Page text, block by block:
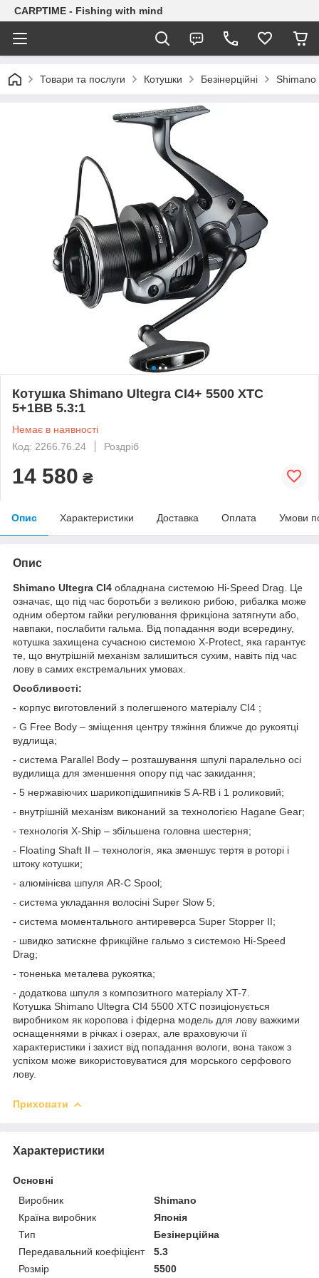
CARPTIME - Fishing with mind
Товари та послуги Котушки Безінерційні Shimano
Котушка Shimano Ultegra CI4+ 5500 XTC
5+1BB 5.3:1
Немає в наявності
Код: 2266.76.24
Роздріб
14 580 ₴
Опис Характеристики Доставка Оплата Умови
Опис
Shimano Ultegra CI4 обладнана системою Hi-Speed Drag. Це
означає, що під час боротьби з великою рибою, рибалка може
одним обертом гайки регулювання фрикціона затягнути або,
навпаки, послабити гальма. Від попадання води всередину,
котушка захищена сучасною системою X-Protect, яка гарантує
те, що внутрішній механізм залишиться сухим, навіть під час
лову в самих екстремальних умовах.
Особливості:
- корпус виготовлений з полегшеного матеріалу CI4 ;
- G Free Body – зміщення центру тяжіння ближче до рукоятці
вудлища;
- система Parallel Body – розташування шпулі паралельно осі
вудилища для зменшення опору під час закидання;
- 5 нержавіючих шарикопідшипників S A-RB і 1 роликовий;
- внутрішній механізм виконаний за технологією Hagane Gear;
- технологія X-Ship – збільшена головна шестерня;
- Floating Shaft II – технологія, яка зменшує тертя в роторі і
штоку котушки;
- алюмінієва шпуля AR-C Spool;
- система укладання волосіні Super Slow 5;
- система моментального антиреверса Super Stopper II;
- швидко затискне фрикційне гальмо з системою Hi-Speed
Drag;
- тоненька металева рукоятка;
- додаткова шпуля з композитного матеріалу XT-7.
Котушка Shimano Ultegra CI4 5500 XTC позиціонується
виробником як коропова і фідерна модель для лову важкими
оснащеннями в річках і озерах, але враховуючи її
характеристики і захист від попадання вологи, вона також з
успіхом може використовуватися для морського серфового
лову.
Приховати
Характеристики
Основні
Виробник
Shimano
Країна виробник
Японія
Тип
Безінерційна
Передавальний коефіцієнт
5.3
Розмір
5500